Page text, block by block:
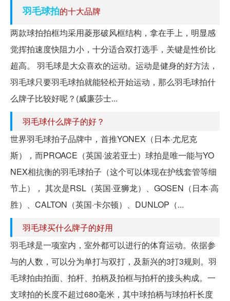
羽毛球拍的十大品牌
两款球拍拍框均采用菱形破风框结构，拿在手上，明显感
觉挥拍速度快阻力小，十分适合双打选手，关键是性价比
超高。 羽毛球是大众喜欢的运动。运动是健身的好方法，
羽毛球只要羽毛球拍就能轻松开始运动，那么羽毛球拍什
么牌子比较好呢？(威廉莎士...
羽毛球什么牌子的好？
世界羽毛球拍子品牌中，首推YONEX（日本·尤尼克
斯），而PROACE（英国·波若亚士）球拍是唯一能与YO
NEX相抗衡的羽毛球拍子（这个可以体现在护线套管等细
节上）， 其次是RSL（英国·亚狮龙）、GOSEN（日本·高
胜）、CALTON（英国·卡尔顿）、DUNLOP（...
羽毛球买什么牌子的好用
羽毛球是一项室内，室外都可以进行的体育运动。依据参
与的人数，可以分为单打与双打，及新兴的3打3规则。羽
毛球拍由拍面、拍杆、拍柄及拍框与拍杆的接头构成。一
支球拍的长度不超过680毫米，其中球拍柄与球拍杆长度